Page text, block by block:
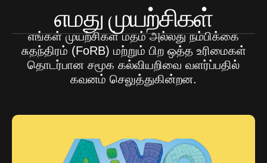
எமது முயற்சிகள்
எங்கள் முயற்சிகள் மதம் அல்லது நம்பிக்கை
சுதந்திரம் (FoRB) மற்றும் பிற ஒத்த உரிமைகள்
தொடர்பான சமூக கல்வியறிவை வளர்ப்பதில்
கவனம் செலுத்துகின்றன.